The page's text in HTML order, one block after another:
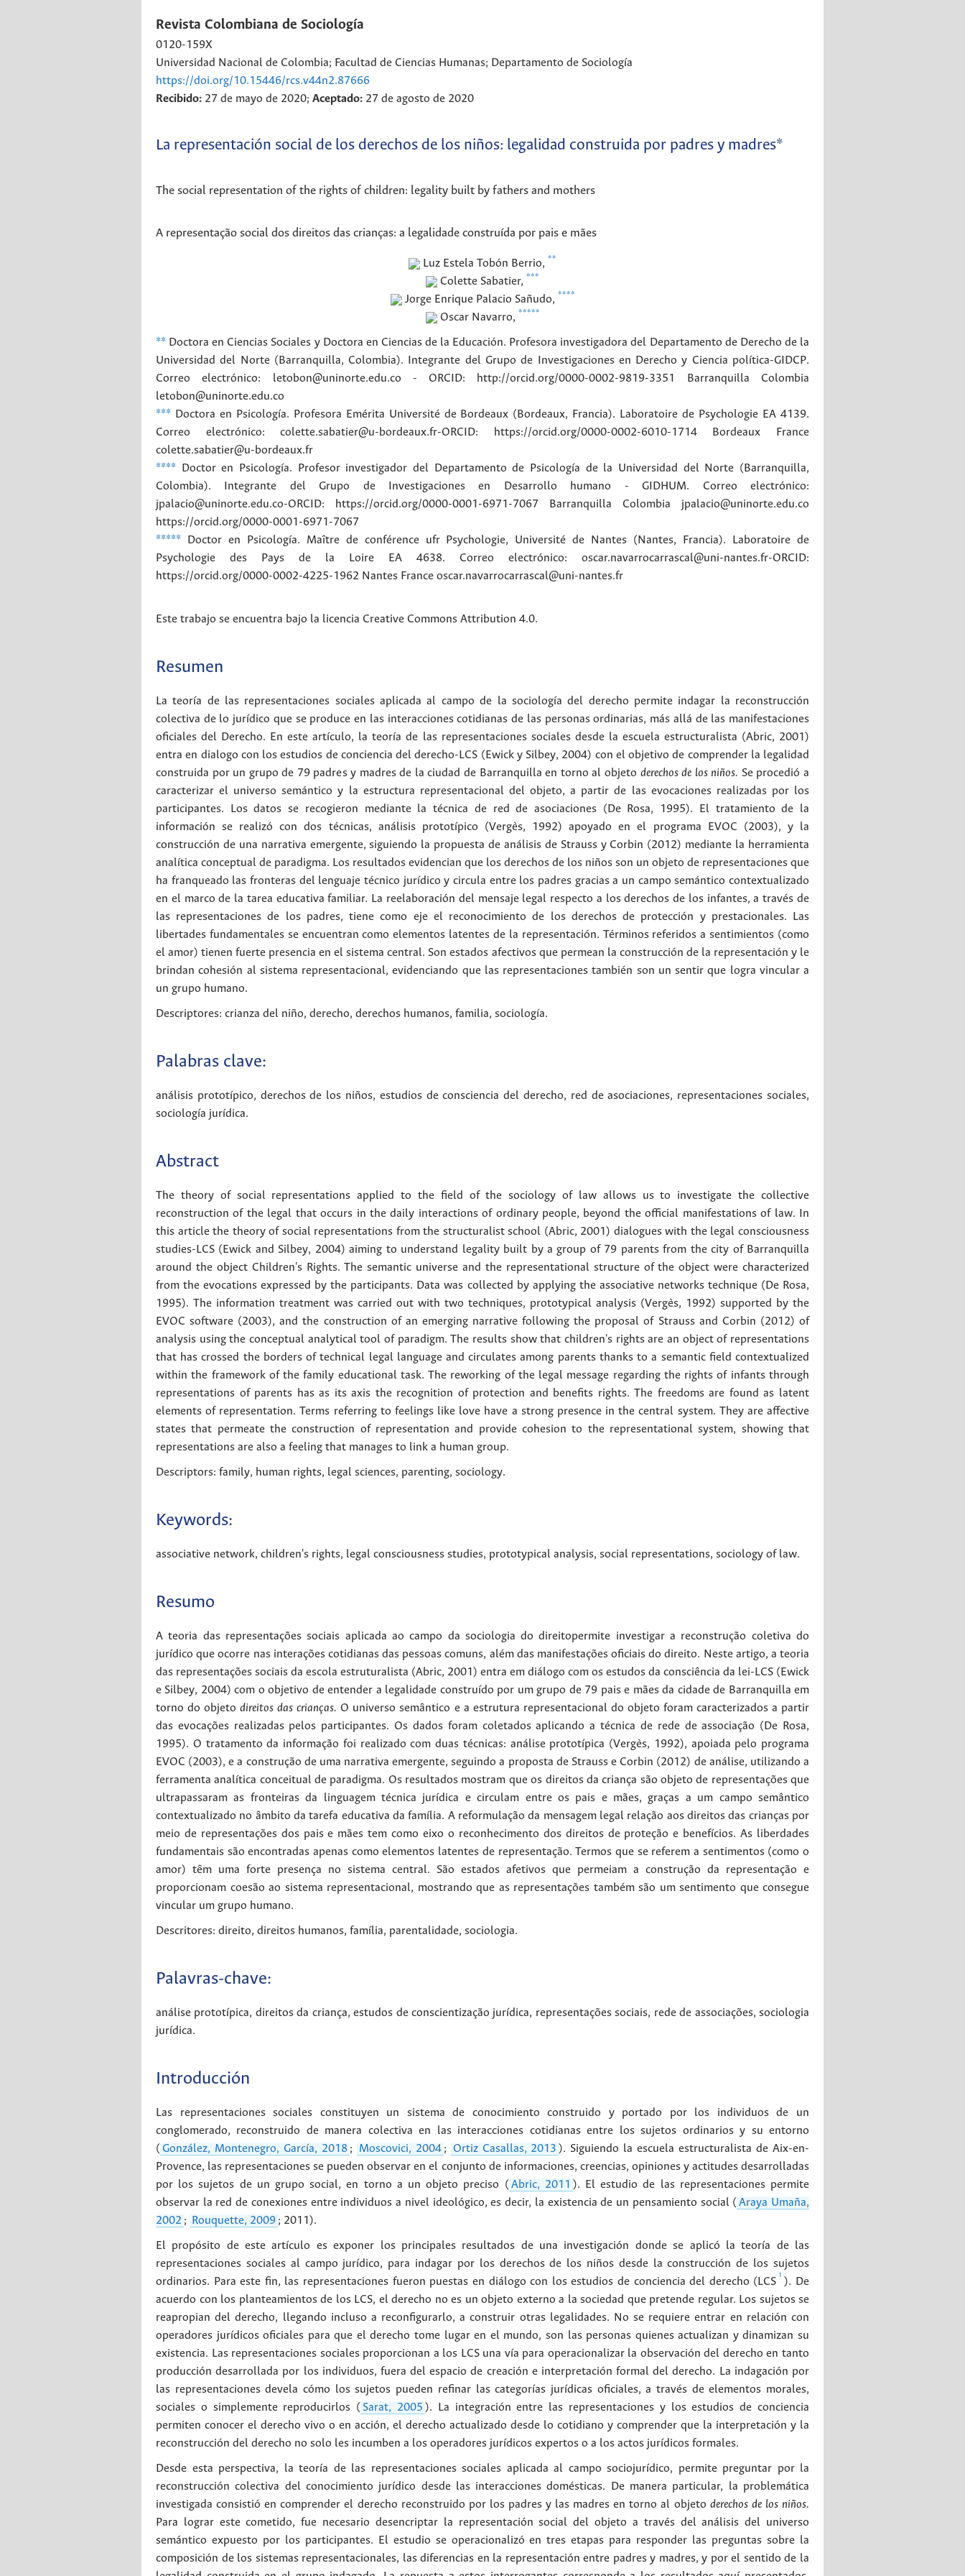
Revista Colombiana de Sociología
0120-159X
Universidad Nacional de Colombia; Facultad de Ciencias Humanas; Departamento de Sociología
https://doi.org/10.15446/rcs.v44n2.87666
Recibido: 27 de mayo de 2020; Aceptado: 27 de agosto de 2020
La representación social de los derechos de los niños: legalidad construida por padres y madres*
The social representation of the rights of children: legality built by fathers and mothers
A representação social dos direitos das crianças: a legalidade construída por pais e mães
Luz Estela Tobón Berrio, **
Colette Sabatier, ***
Jorge Enrique Palacio Sañudo, ****
Oscar Navarro, *****
** Doctora en Ciencias Sociales y Doctora en Ciencias de la Educación. Profesora investigadora del Departamento de Derecho de la
Universidad del Norte (Barranquilla, Colombia). Integrante del Grupo de Investigaciones en Derecho y Ciencia política-GIDCP.
Correo electrónico: letobon@uninorte.edu.co - ORCID: http://orcid.org/0000-0002-9819-3351
Barranquilla
Colombia
letobon@uninorte.edu.co
*** Doctora en Psicología. Profesora Emérita Université de Bordeaux (Bordeaux, Francia). Laboratoire de Psychologie EA 4139.
Correo electrónico: colette.sabatier@u-bordeaux.fr-ORCID: https://orcid.org/0000-0002-6010-1714
Bordeaux
France
colette.sabatier@u-bordeaux.fr
**** Doctor en Psicología. Profesor investigador del Departamento de Psicología de la Universidad del Norte (Barranquilla,
Colombia). Integrante del Grupo de Investigaciones en Desarrollo humano - GIDHUM. Correo electrónico:
jpalacio@uninorte.edu.co-ORCID: https://orcid.org/0000-0001-6971-7067
Barranquilla Colombia
jpalacio@uninorte.edu.co
https://orcid.org/0000-0001-6971-7067
*****
Doctor en Psicología. Maître de conférence ufr Psychologie, Université de Nantes (Nantes, Francia). Laboratoire de
Psychologie des Pays de la Loire EA 4638. Correo electrónico: oscar.navarrocarrascal@uni-nantes.fr-ORCID:
https://orcid.org/0000-0002-4225-1962 Nantes France oscar.navarrocarrascal@uni-nantes.fr
Este trabajo se encuentra bajo la licencia Creative Commons Attribution 4.0.
Resumen
La teoría de las representaciones sociales aplicada al campo de la sociología del derecho permite indagar la reconstrucción
colectiva de lo jurídico que se produce en las interacciones cotidianas de las personas ordinarias, más allá de las manifestaciones
oficiales del Derecho. En este artículo, la teoría de las representaciones sociales desde la escuela estructuralista (Abric, 2001)
entra en dialogo con los estudios de conciencia del derecho-LCS (Ewick y Silbey, 2004) con el objetivo de comprender la legalidad
construida por un grupo de 79 padres y madres de la ciudad de Barranquilla en torno al objeto derechos de los niños. Se procedió a
caracterizar el universo semántico y la estructura representacional del objeto, a partir de las evocaciones realizadas por los
participantes. Los datos se recogieron mediante la técnica de red de asociaciones (De Rosa, 1995). El tratamiento de la
información se realizó con dos técnicas, análisis prototípico (Vergès, 1992) apoyado en el programa EVOC (2003), y la
construcción de una narrativa emergente, siguiendo la propuesta de análisis de Strauss y Corbin (2012) mediante la herramienta
analítica conceptual de paradigma. Los resultados evidencian que los derechos de los niños son un objeto de representaciones que
ha franqueado las fronteras del lenguaje técnico jurídico y circula entre los padres gracias a un campo semántico contextualizado
en el marco de la tarea educativa familiar. La reelaboración del mensaje legal respecto a los derechos de los infantes, a través de
las representaciones de los padres, tiene como eje el reconocimiento de los derechos de protección y prestacionales. Las
libertades fundamentales se encuentran como elementos latentes de la representación. Términos referidos a sentimientos (como
el amor) tienen fuerte presencia en el sistema central. Son estados afectivos que permean la construcción de la representación y le
brindan cohesión al sistema representacional, evidenciando que las representaciones también son un sentir que logra vincular a
un grupo humano.
Descriptores: crianza del niño, derecho, derechos humanos, familia, sociología.
Palabras clave:
análisis prototípico, derechos de los niños, estudios de consciencia del derecho, red de asociaciones, representaciones sociales,
sociología jurídica.
Abstract
The theory of social representations applied to the field of the sociology of law allows us to investigate the collective
reconstruction of the legal that occurs in the daily interactions of ordinary people, beyond the official manifestations of law. In
this article the theory of social representations from the structuralist school (Abric, 2001) dialogues with the legal consciousness
studies-LCS (Ewick and Silbey, 2004) aiming to understand legality built by a group of 79 parents from the city of Barranquilla
around the object Children's Rights. The semantic universe and the representational structure of the object were characterized
from the evocations expressed by the participants. Data was collected by applying the associative networks technique (De Rosa,
1995). The information treatment was carried out with two techniques, prototypical analysis (Vergès, 1992) supported by the
EVOC software (2003), and the construction of an emerging narrative following the proposal of Strauss and Corbin (2012) of
analysis using the conceptual analytical tool of paradigm. The results show that children's rights are an object of representations
that has crossed the borders of technical legal language and circulates among parents thanks to a semantic field contextualized
within the framework of the family educational task. The reworking of the legal message regarding the rights of infants through
representations of parents has as its axis the recognition of protection and benefits rights. The freedoms are found as latent
elements of representation. Terms referring to feelings like love have a strong presence in the central system. They are affective
states that permeate the construction of representation and provide cohesion to the representational system, showing that
representations are also a feeling that manages to link a human group.
Descriptors: family, human rights, legal sciences, parenting, sociology.
Keywords:
associative network, children's rights, legal consciousness studies, prototypical analysis, social representations, sociology of law.
Resumo
A teoria das representações sociais aplicada ao campo da sociologia do direitopermite investigar a reconstrução coletiva do
jurídico que ocorre nas interações cotidianas das pessoas comuns, além das manifestações oficiais do direito. Neste artigo, a teoria
das representações sociais da escola estruturalista (Abric, 2001) entra em diálogo com os estudos da consciência da lei-LCS (Ewick
e Silbey, 2004) com o objetivo de entender a legalidade construído por um grupo de 79 pais e mães da cidade de Barranquilla em
torno do objetodireitos das crianças. O universo semântico e a estrutura representacional do objeto foram caracterizados a partir
das evocações realizadas pelos participantes. Os dados foram coletados aplicando a técnica de rede de associação (De Rosa,
1995). O tratamento da informação foi realizado com duas técnicas: análise prototípica (Vergès, 1992), apoiada pelo programa
EVOC (2003), e a construção de uma narrativa emergente, seguindo a proposta de Strauss e Corbin (2012) de análise, utilizando a
ferramenta analítica conceitual de paradigma. Os resultados mostram que os direitos da criança são objeto de representações que
ultrapassaram as fronteiras da linguagem técnica jurídica e circulam entre os pais e mães, graças a um campo semântico
contextualizado no âmbito da tarefa educativa da família. A reformulação da mensagem legal relação aos direitos das crianças por
meio de representações dos pais e mães tem como eixo o reconhecimento dos direitos de proteção e benefícios. As liberdades
fundamentais são encontradas apenas como elementos latentes de representação. Termos que se referem a sentimentos (como o
amor) têm uma forte presença no sistema central. São estados afetivos que permeiam a construção da representação e
proporcionam coesão ao sistema representacional, mostrando que as representações também são um sentimento que consegue
vincular um grupo humano.
Descritores: direito, direitos humanos, família, parentalidade, sociologia.
Palavras-chave:
análise prototípica, direitos da criança,estudos de conscientização jurídica, representações sociais, rede de associações,sociologia
jurídica.
Introducción
Las representaciones sociales constituyen un sistema de conocimiento construido y portado por los individuos de un
conglomerado, reconstruido de manera colectiva en las interacciones cotidianas entre los sujetos ordinarios y su entorno
( González, Montenegro, García, 2018 ; Moscovici, 2004 ; Ortiz Casallas, 2013 ). Siguiendo la escuela estructuralista de Aix-en-
Provence, las representaciones se pueden observar en el conjunto de informaciones, creencias, opiniones y actitudes desarrolladas
por los sujetos de un grupo social, en torno a un objeto preciso ( Abric, 2011 ). El estudio de las representaciones permite
observar la red de conexiones entre individuos a nivel ideológico, es decir, la existencia de un pensamiento social ( Araya Umaña,
2002 ; Rouquette, 2009 ; 2011).
El propósito de este artículo es exponer los principales resultados de una investigación donde se aplicó la teoría de las
representaciones sociales al campo jurídico, para indagar por los derechos de los niños desde la construcción de los sujetos
ordinarios. Para este fin, las representaciones fueron puestas en diálogo con los estudios de conciencia del derecho (LCS
1
). De
acuerdo con los planteamientos de los LCS, el derecho no es un objeto externo a la sociedad que pretende regular. Los sujetos se
reapropian del derecho, llegando incluso a reconfigurarlo, a construir otras legalidades. No se requiere entrar en relación con
operadores jurídicos oficiales para que el derecho tome lugar en el mundo, son las personas quienes actualizan y dinamizan su
existencia. Las representaciones sociales proporcionan a los LCS una vía para operacionalizar la observación del derecho en tanto
producción desarrollada por los individuos, fuera del espacio de creación e interpretación formal del derecho. La indagación por
las representaciones devela cómo los sujetos pueden refinar las categorías jurídicas oficiales, a través de elementos morales,
sociales o simplemente reproducirlos ( Sarat, 2005 ). La integración entre las representaciones y los estudios de conciencia
permiten conocer el derecho vivo o en acción, el derecho actualizado desde lo cotidiano y comprender que la interpretación y la
reconstrucción del derecho no solo les incumben a los operadores jurídicos expertos o a los actos jurídicos formales.
Desde esta perspectiva, la teoría de las representaciones sociales aplicada al campo sociojurídico, permite preguntar por la
reconstrucción colectiva del conocimiento jurídico desde las interacciones domésticas. De manera particular, la problemática
investigada consistió en comprender el derecho reconstruido por los padres y las madres en torno al objeto derechos de los niños.
Para lograr este cometido, fue necesario desencriptar la representación social del objeto a través del análisis del universo
semántico expuesto por los participantes. El estudio se operacionalizó en tres etapas para responder las preguntas sobre la
composición de los sistemas representacionales, las diferencias en la representación entre padres y madres, y por el sentido de la